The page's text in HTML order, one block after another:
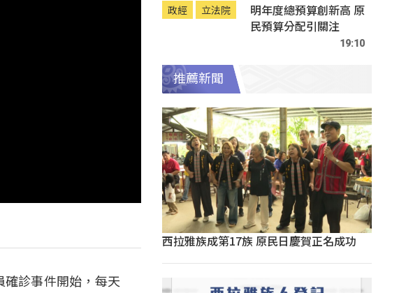
診事件開始，每天
政經 立法院
明年度總預算創新高 原
民預算分配引關注
19:10
推薦新聞
西拉雅族成第17族 原民日慶賀正名成功